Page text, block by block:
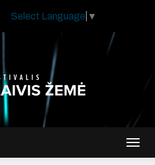
Select Language ▼